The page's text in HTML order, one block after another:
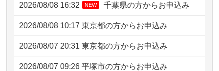
2026/08/08 16:32 NEW 千葉県の方からお申込み
2026/08/08 10:17 東京都の方からお申込み
2026/08/07 20:31 東京都の方からお申込み
2026/08/07 09:26 平塚市の方からお申込み